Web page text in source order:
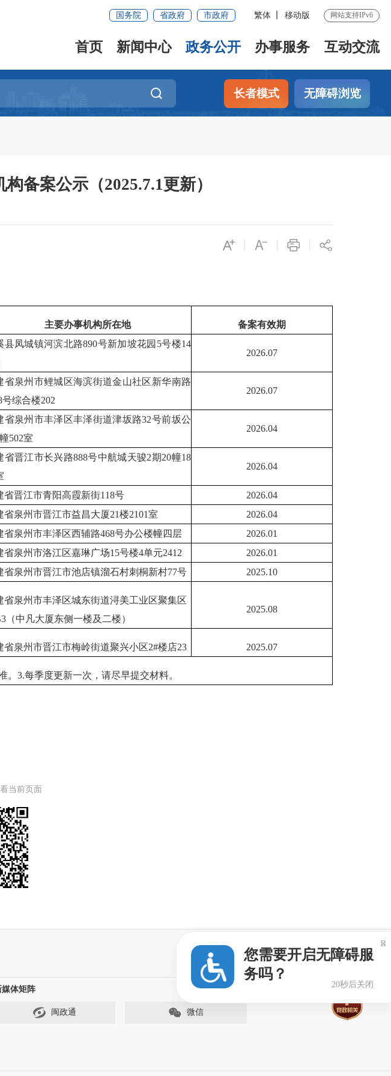
国务院 省政府 市政府 繁体 移动版 网站支持IPv6
首页 新闻中心 政务公开 办事服务 互动交流
长者模式 无障碍浏览
备案公示（2025.7.1更新）
主要办事机构所在地 备案有效期
县凤城镇河滨北路890号新加坡花园5号楼14
2026.07
省泉州市鲤城区海滨街道金山社区新华南路
号综合楼202
2026.07
省泉州市丰泽区丰泽街道津坂路32号前坂公
502室
2026.04
省晋江市长兴路888号中航城天骏2期20幢18
2026.04
省晋江市青阳高霞新街118号
2026.04
省泉州市晋江市益昌大厦21楼2101室
2026.04
省泉州市丰泽区西辅路468号办公楼幢四层
2026.01
省泉州市洛江区嘉琳广场15号楼4单元2412
2026.01
省泉州市晋江市池店镇溜石村刺桐新村77号 2025.10
省泉州市丰泽区城东街道浔美工业区聚集区
（中凡大厦东侧一楼及二楼）
2025.08
省泉州市晋江市梅岭街道聚兴小区2#楼店23 2025.07
。3.每季度更新一次，请尽早提交材料。
当前页面
媒体矩阵
闽政通 微信
您需要开启无障碍服
务吗？
20秒后关闭
